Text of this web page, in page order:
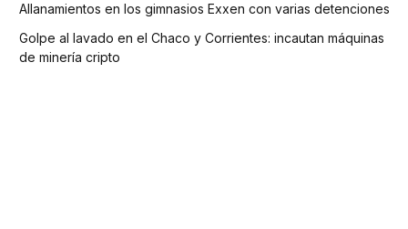
Allanamientos en los gimnasios Exxen con varias detenciones
Golpe al lavado en el Chaco y Corrientes: incautan máquinas
de minería cripto